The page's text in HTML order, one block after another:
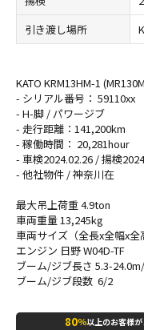
引き渡し場所
KATO KRM13HM-1
- シリアル番号： 59110xx
- H-脚 / パワージブ
- 走行距離：141,200km
- 稼働時間： 20,281hour
- 車検2024.02.26 / 揚検
- 他社物件 / 神奈川在
最大吊上荷重 4.9ton
車両重量 13,245kg
車両サイズ（全長x全幅x全
エンジン 日野 W04D-TF
ブーム/ジブ長さ 5.3-
ブーム/ジブ段数 6/2
80％以上のお客様が